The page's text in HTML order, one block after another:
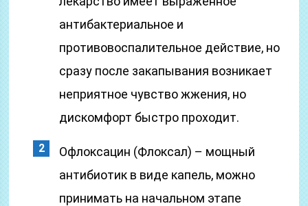
антибактериальное и
противовоспалительное действие, но
сразу после закапывания возникает
неприятное чувство жжения, но
дискомфорт быстро проходит.
Офлоксацин (Флоксал) – мощный
антибиотик в виде капель, можно
принимать на начальном этапе